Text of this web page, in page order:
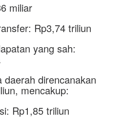
miliar
Rp3,74 triliun
yang sah:
daerah direncanakan
mencakup:
Rp1,85 triliun